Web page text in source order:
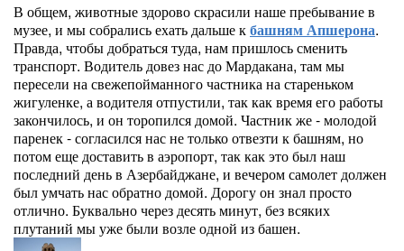
В общем, животные здорово скрасили наше пребывание в
музее, и мы собрались ехать дальше кбашням Апшерона.
Правда, чтобы добраться туда, нам пришлось сменить
транспорт. Водитель довез нас до Мардакана, там мы
пересели на свежепойманного частника на стареньком
жигуленке, а водителя отпустили, так как время его работы
закончилось, и он торопился домой. Частник же - молодой
паренек - согласился нас не только отвезти к башням, но
потом еще доставить в аэропорт, так как это был наш
последний день в Азербайджане, и вечером самолет должен
был умчать нас обратно домой. Дорогу он знал просто
отлично. Буквально через десять минут, без всяких
плутаний мы уже были возле одной из башен.